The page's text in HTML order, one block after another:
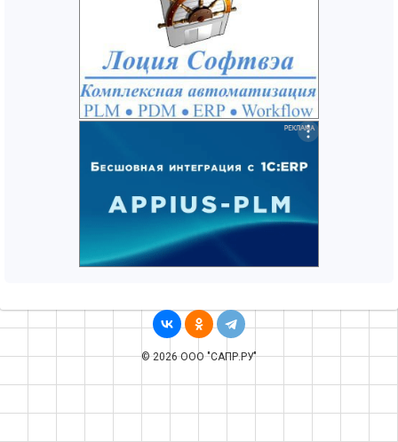
© 2026 ООО "САПР.РУ"